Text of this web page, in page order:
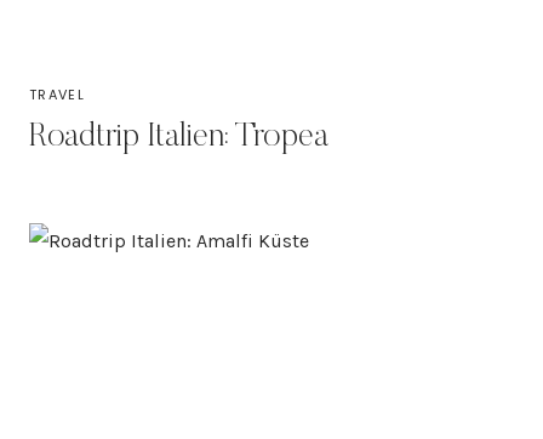
TRAVEL
Roadtrip Italien: Tropea